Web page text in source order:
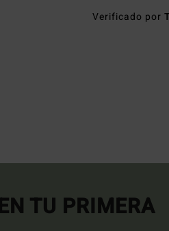
Verificado por
TU PRIMERA